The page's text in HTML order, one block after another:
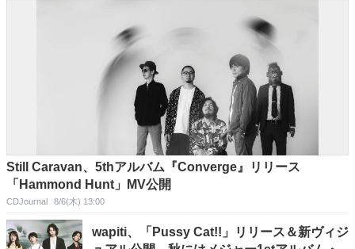
Still Caravan、5thアルバム『Converge』リリース
「Hammond Hunt」MV公開
CDJournal 8/6(木) 13:00
wapiti、「Pussy Cat!!」リリース＆新ヴィジ